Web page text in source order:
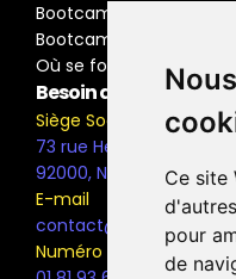
Ce site
pour
de
Bootcamp Social Media
Bootcamp Buyer Media
Où se former
Besoin d'information ?
Siège Social
73 rue Henri Barbusse,
92000, Nanterre
E-mail
contact@the-bridge.fr
Numéro de téléphone